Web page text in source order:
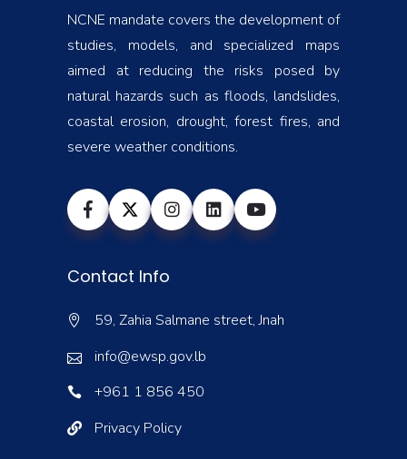
NCNE mandate covers the development of
studies, models, and specialized maps
aimed at reducing the risks posed by
natural hazards such as floods, landslides,
coastal erosion, drought, forest fires, and
severe weather conditions.
Contact Info
59, Zahia Salmane street, Jnah
info@ewsp.gov.lb
+961 1 856 450
Privacy Policy